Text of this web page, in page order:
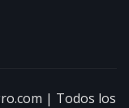
| Todos los